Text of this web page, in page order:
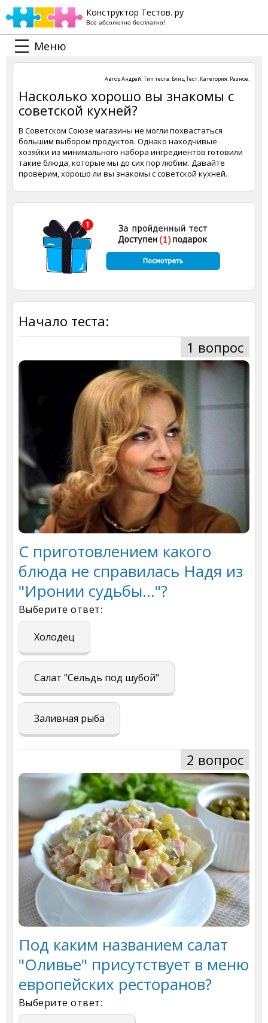
Конструктор Тестов. ру
Все абсолютно бесплатно!
Меню
АвторАндрей. Тип теста: Блиц Тест. Категория: Разное.
Насколько хорошо вы знакомы с
советской кухней?
В Советском Союзе магазины не могли похвастаться
большим выбором продуктов. Однако находчивые
хозяйки из минимального набора ингредиентов готовили
такие блюда, которые мы до сих пор любим. Давайте
проверим, хорошо ли вы знакомы с советской кухней.
Начало теста:
1 вопрос
С приготовлением какого
блюда не справилась Надя из
"Иронии судьбы..."?
Выберите ответ:
Холодец
Салат "Сельдь под шубой"
Заливная рыба
2 вопрос
Под каким названием салат
"Оливье" присутствует в меню
европейских ресторанов?
Выберите ответ: